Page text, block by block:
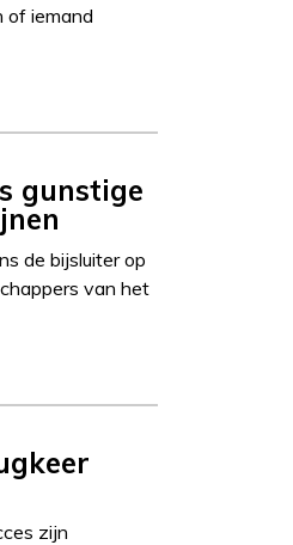
of iemand
gunstige
de bijsluiter op
van het
zijn